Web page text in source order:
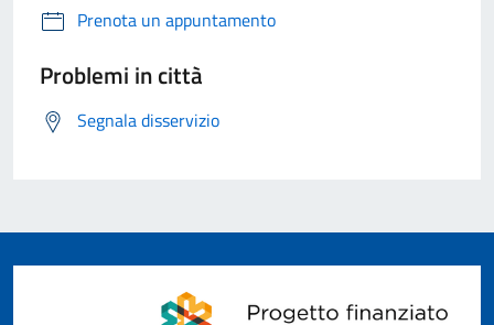
Prenota un appuntamento
Problemi in città
Segnala disservizio